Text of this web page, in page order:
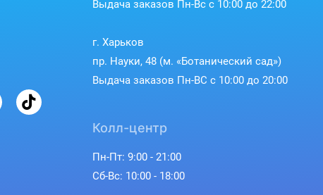
Выдача заказов Пн-Вс с 10:00 до 22:00
г. Харьков
пр. Науки, 48 (м. «Ботанический сад»)
Выдача заказов Пн-ВС с 10:00 до 20:00
Колл-центр
Пн-Пт: 9:00 - 21:00
Сб-Вс: 10:00 - 18:00